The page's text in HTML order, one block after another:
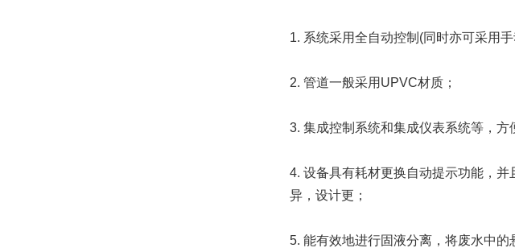
1. 系统采用全自动控制(同时亦可采用
2. 管道一般采用UPVC材质；
3. 集成控制系统和集成仪表系统等，方
4. 设备具有耗材更换自动提示功能，
异，设计更；
5. 能有效地进行固液分离，将废水中